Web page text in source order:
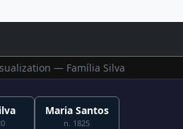
— Família Silva
Maria Santos
n. 1825